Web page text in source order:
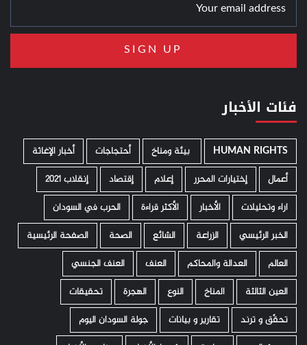
فئات الأخبار
HUMAN RIGHTS ­ بيئة ومناخ أحتجاجات
أخبار الإغاثة
أعمال
إختيارات المحرر إعلام إقتصاد
إنقلاب 2021
اراء وتحليلات
الأخبار الأكثر قراءة
الحرب في السودان
الخبر الرئيسي
الزراعة الشائع الصحة
الصفحة الرئيسية
العالم
العدالة والمحاكم العنف
العنف الجنسي
العين الثالثة
المناخ النوع الهجرة
تحقيقات
تحقّق و ترند
تقارير و بيانات
جولة السودان اليوم